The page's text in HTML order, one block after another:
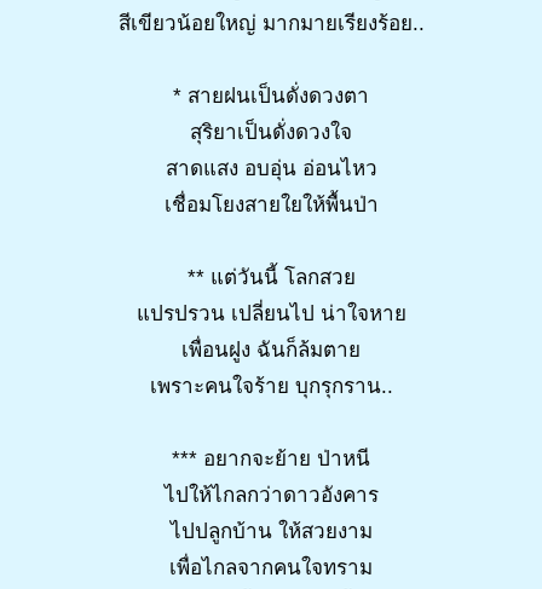
สีเขียวน้อยใหญ่ มากมายเรียงร้อย..
* สายฝนเป็นดั่งดวงตา
สุริยาเป็นดั่งดวงใจ
สาดแสง อบอุ่น อ่อนไหว
เชื่อมโยงสายใยให้พื้นป่า
** แต่วันนี้ โลกสวย
แปรปรวน เปลี่ยนไป น่าใจหาย
เพื่อนฝูง ฉันก็ล้มตาย
เพราะคนใจร้าย บุกรุกราน..
*** อยากจะย้าย ป่าหนี
ไปให้ไกลกว่าดาวอังคาร
ไปปลูกบ้าน ให้สวยงาม
เพื่อไกลจากคนใจทราม